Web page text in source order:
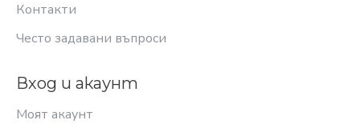
Контакти
Често задавани въпроси
Вход и акаунт
Моят акаунт